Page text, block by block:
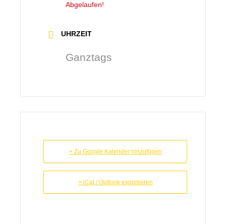
Abgelaufen!
UHRZEIT
Ganztags
+ Zu Google Kalender hinzufügen
+ iCal / Outlook exportieren